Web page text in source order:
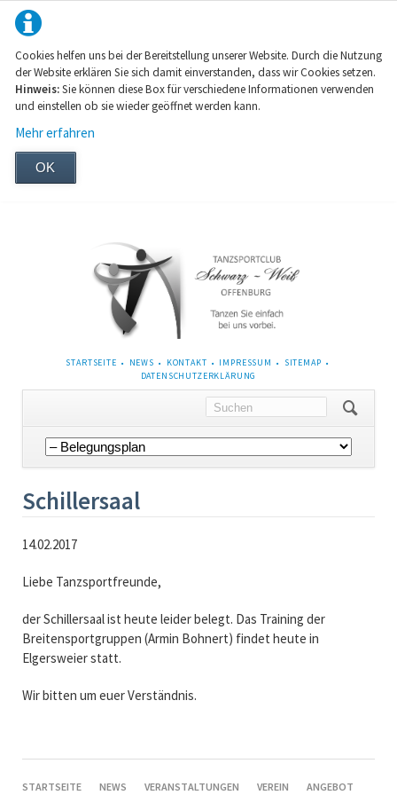
Cookies helfen uns bei der Bereitstellung unserer Website. Durch die Nutzung
der Website erklären Sie sich damit einverstanden, dass wir Cookies setzen.
Hinweis:Sie können diese Box für verschiedene Informationen verwenden
und einstellen ob sie wieder geöffnet werden kann.
Mehr erfahren
OK
NAVIGATION
STARTSEITE NEWS KONTAKT IMPRESSUM
SITEMAP
DATENSCHUTZERKLÄRUNG
Navigation
überspringen
Schillersaal
14.02.2017
Liebe Tanzsportfreunde,
der Schillersaal ist heute leider belegt. Das Training der
Breitensportgruppen (Armin Bohnert) findet heute in
Elgersweier statt.
Wir bitten um euer Verständnis.
NAVIGATION
STARTSEITE NEWS VERANSTALTUNGEN VEREIN ANGEBOT